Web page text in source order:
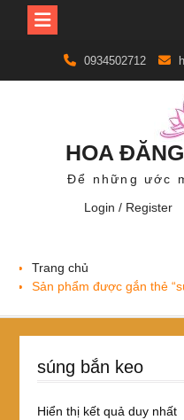
content
0934502712
HOA
Để những ước
Login / Register
Trang chủ
Sản phẩm được gắn thẻ
súng bắn keo
Hiển thị kết quả duy nhất